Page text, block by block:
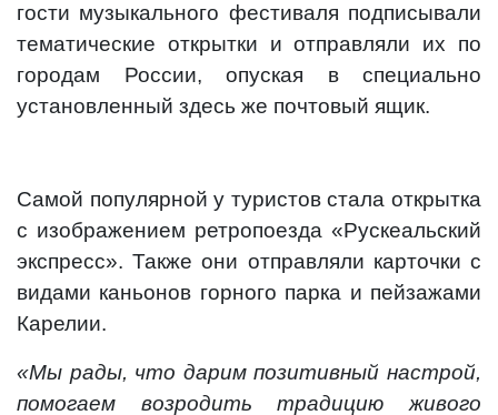
гости музыкального фестиваля подписывали
тематические открытки и отправляли их по
городам России, опуская в специально
установленный здесь же почтовый ящик.
Самой популярной у туристов стала открытка
с изображением ретропоезда «Рускеальский
экспресс». Также они отправляли карточки с
видами каньонов горного парка и пейзажами
Карелии.
«Мы рады, что дарим позитивный настрой,
помогаем возродить традицию живого